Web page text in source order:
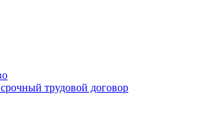
трудовой договор